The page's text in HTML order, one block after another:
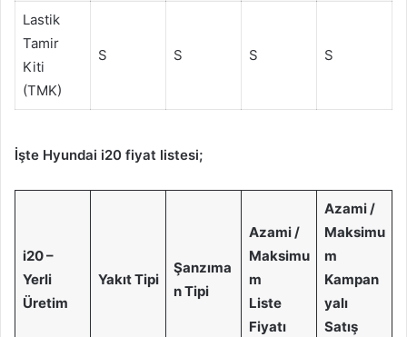
Lastik
Tamir
Kiti
(TMK)
S S S S
İşte Hyundai i20 fiyat listesi;
i20 –
Yerli
Üretim
Yakıt Tipi
Şanzıma
n Tipi
Azami /
Maksimu
m
Liste
Fiyatı
Azami /
Maksimu
m
Kampan
yalı
Satış